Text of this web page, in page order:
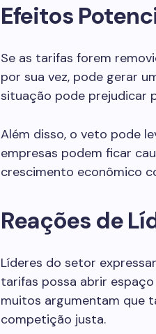
Efeitos
Se as tarifas forem
por sua vez, pode gerar
situação pode prejudicar
Além disso, o veto pode
empresas podem ficar
crescimento econômico
Reações de
Líderes do setor
tarifas possa abrir
muitos argumentam que
competição justa.